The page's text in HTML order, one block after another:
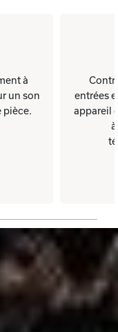
à
un son
pièce.
entrées
appareil